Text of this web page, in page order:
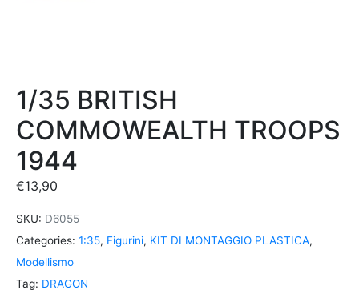
1/35 BRITISH
COMMOWEALTH TROOPS
1944
€13,90
SKU: D6055
Categories: 1:35, Figurini, KIT DI MONTAGGIO PLASTICA,
Modellismo
Tag: DRAGON